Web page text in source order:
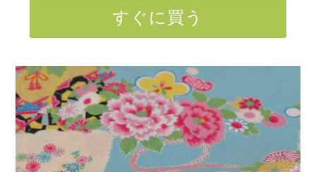
すぐに買う